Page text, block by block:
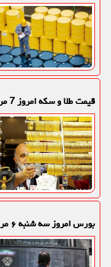
قیمت طلا و سکه امروز 7 مردادماه 1405
بورس امروز سه شنبه ۶ مرداد ۱۴۰۵